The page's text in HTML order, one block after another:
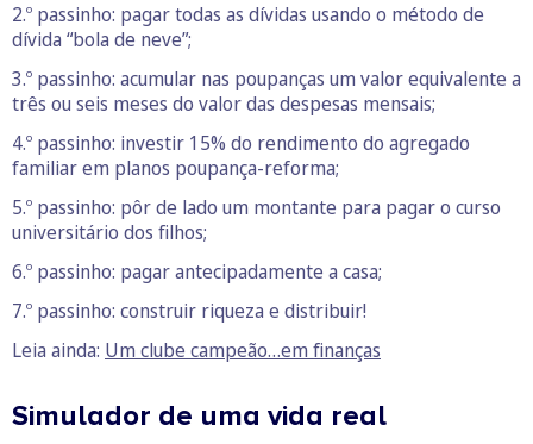
2.º passinho: pagar todas as dívidas usando o método de
dívida “bola de neve”;
3.º passinho: acumular nas poupanças um valor equivalente a
três ou seis meses do valor das despesas mensais;
4.º passinho: investir 15% do rendimento do agregado
familiar em planos poupança-reforma;
5.º passinho: pôr de lado um montante para pagar o curso
universitário dos filhos;
6.º passinho: pagar antecipadamente a casa;
7.º passinho: construir riqueza e distribuir!
Leia ainda: Um clube campeão…em finanças
Simulador de uma vida real